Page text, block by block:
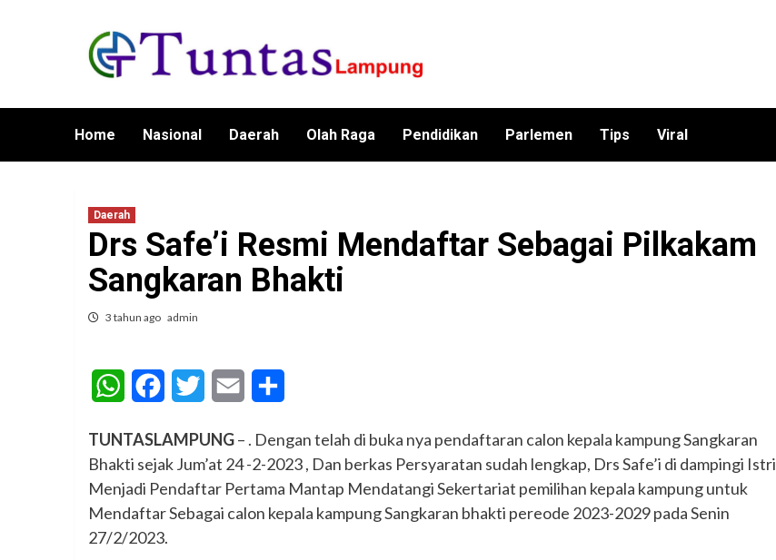
Home Nasional Daerah Olah Raga Pendidikan Parlemen Tips Viral
Daerah
Drs Safe’i Resmi Mendaftar Sebagai Pilkakam
Sangkaran Bhakti
3 tahun ago admin
WhatsAppFacebookTwitter Email
TUNTASLAMPUNG– . Dengan telah di buka nya pendaftaran calon kepala kampung Sangkaran
Bhakti sejak Jum’at 24 -2-2023 , Dan berkas Persyaratan sudah lengkap, Drs Safe’i di dampingi Istri
Menjadi Pendaftar Pertama Mantap Mendatangi Sekertariat pemilihan kepala kampung untuk
Mendaftar Sebagai calon kepala kampung Sangkaran bhakti pereode 2023-2029 pada Senin
27/2/2023.